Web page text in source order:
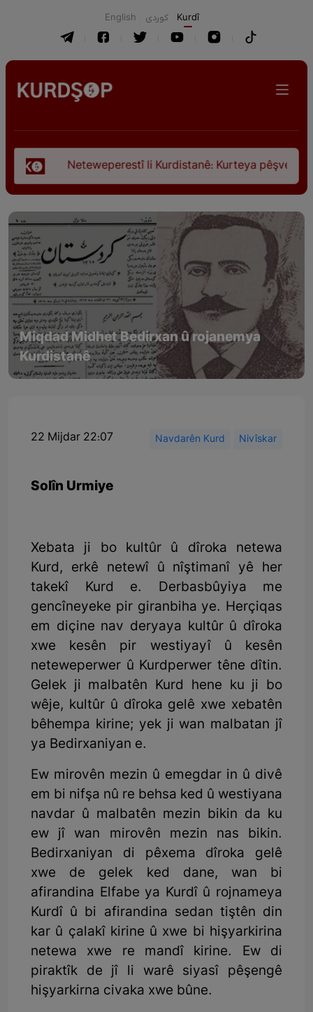
English كوردی Kurdî
Neteweperestî li Kurdistanê: Kurteya pêşveçûna dirokî û
Miqdad Midhet Bedirxan û rojanemya
Kurdistanê
22 Mijdar 22:07 Navdarên Kurd Nivîskar
Solîn Urmiye
Xebata ji bo kultûr û dîroka netewa
Kurd, erkê netewî û nîştimanî yê her
takekî Kurd e. Derbasbûyiya me
gencîneyeke pir giranbiha ye. Herçiqas
em diçine nav deryaya kultûr û dîroka
xwe kesên pir westiyayî û kesên
neteweperwer û Kurdperwer têne dîtin.
Gelek ji malbatên Kurd hene ku ji bo
wêje, kultûr û dîroka gelê xwe xebatên
bêhempa kirine; yek ji wan malbatan jî
ya Bedirxaniyan e.
Ew mirovên mezin û emegdar in û divê
em bi nifşa nû re behsa ked û westiyana
navdar û malbatên mezin bikin da ku
ew jî wan mirovên mezin nas bikin.
Bedirxaniyan di pêxema dîroka gelê
xwe de gelek ked dane, wan bi
afirandina Elfabe ya Kurdî û rojnameya
Kurdî û bi afirandina sedan tiştên din
kar û çalakî kirine û xwe bi hişyarkirina
netewa xwe re mandî kirine. Ew di
piraktîk de jî li warê siyasî pêşengê
hişyarkirna civaka xwe bûne.